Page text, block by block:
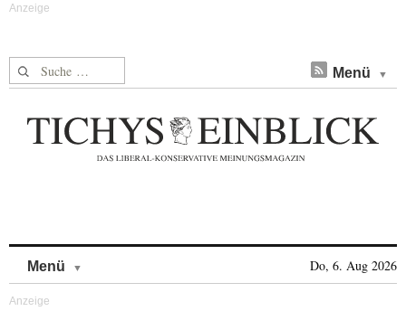
Suche nach: Menü
Menü Do, 6. Aug 2026